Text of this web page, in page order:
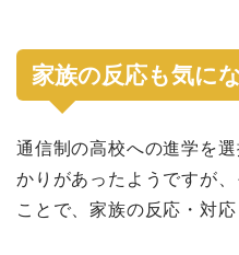
家族の反応も気に
通信制の高校への進学を
かりがあったようですが
ことで、家族の反応・対応